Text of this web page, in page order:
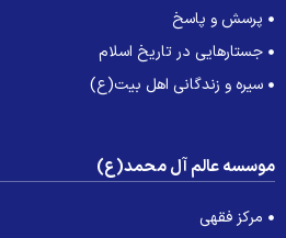
پرسش و پاسخ
جستارهایی در تاریخ اسلام
سیره و زندگانی اهل بیت(ع)
عالم آل محمد(ع)
مرکز فقهی